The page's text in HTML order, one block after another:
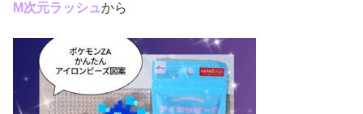
М次元ラッシュから